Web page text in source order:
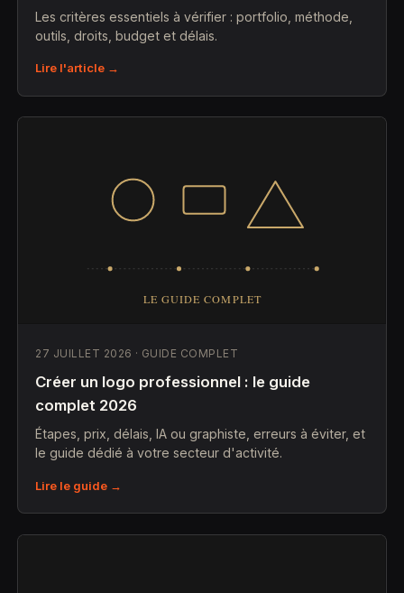
Les critères essentiels à vérifier : portfolio, méthode,
outils, droits, budget et délais.
Lire l'article →
27 JUILLET 2026 · GUIDE COMPLET
Créer un logo professionnel : le guide
complet 2026
Étapes, prix, délais, IA ou graphiste, erreurs à éviter, et
le guide dédié à votre secteur d'activité.
Lire le guide →